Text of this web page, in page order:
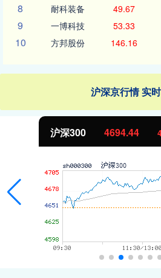
8 耐科装备 49.67
9 一博科技 53.33
10 方邦股份 146.16
沪深京行情 实
沪深300 4694.44